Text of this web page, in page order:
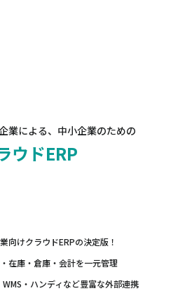
業による、中小企業のための
ウドERP
向けクラウドERPの決定版！
在庫・倉庫・会計を一元管理
WMS・ハンディなど豊富な外部連携